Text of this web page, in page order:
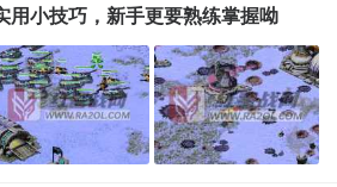
用小技巧，新手更要熟练掌握呦